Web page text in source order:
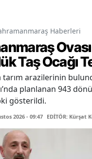
Haberleri
Taş Ocağı
tarım arazilerinin
planlanan 943
gösterildi.
2026 - 09:47 EDİTÖR: Kürşat